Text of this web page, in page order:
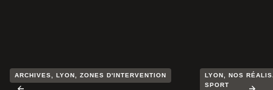
ARCHIVES LYON ZONES D'INTERVENTION LYON
NOS
SPORT